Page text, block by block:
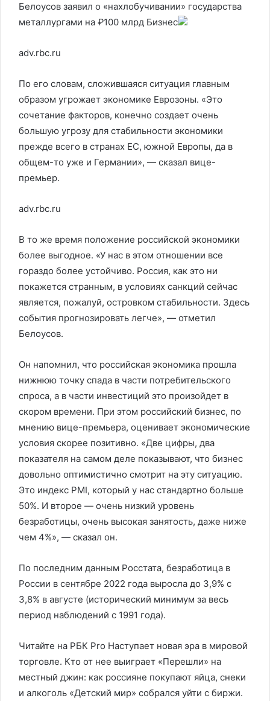
Белоусов заявил о «нахлобучивании» государства
металлургами на ₽100 млрд Бизнес
adv.rbc.ru
По его словам, сложившаяся ситуация главным
образом угрожает экономике Еврозоны. «Это
сочетание факторов, конечно создает очень
большую угрозу для стабильности экономики
прежде всего в странах ЕС, южной Европы, да в
общем-то уже и Германии», — сказал вице-
премьер.
adv.rbc.ru
В то же время положение российской экономики
более выгодное. «У нас в этом отношении все
гораздо более устойчиво. Россия, как это ни
покажется странным, в условиях санкций сейчас
является, пожалуй, островком стабильности. Здесь
события прогнозировать легче», — отметил
Белоусов.
Он напомнил, что российская экономика прошла
нижнюю точку спада в части потребительского
спроса, а в части инвестиций это произойдет в
скором времени. При этом российский бизнес, по
мнению вице-премьера, оценивает экономические
условия скорее позитивно. «Две цифры, два
показателя на самом деле показывают, что бизнес
довольно оптимистично смотрит на эту ситуацию.
Это индекс PMI, который у нас стандартно больше
50%. И второе — очень низкий уровень
безработицы, очень высокая занятость, даже ниже
чем 4%», — сказал он.
По последним данным Росстата, безработица в
России в сентябре 2022 года выросла до 3,9% с
3,8% в августе (исторический минимум за весь
период наблюдений с 1991 года).
Читайте на РБК Pro Наступает новая эра в мировой
торговле. Кто от нее выиграет «Перешли» на
местный джин: как россияне покупают яйца, снеки
и алкоголь «Детский мир» собрался уйти с биржи.